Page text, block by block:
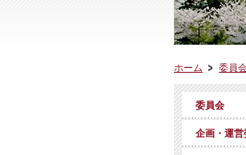
ホーム 委員
委員会
企画・運営